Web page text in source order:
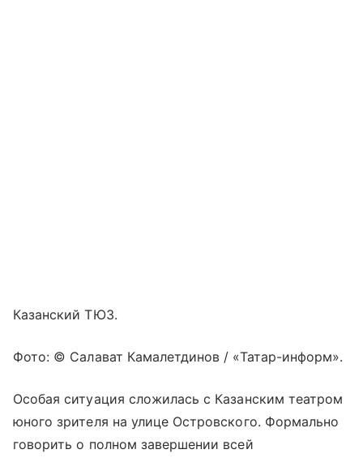
Казанский ТЮЗ.
Фото: © Салават Камалетдинов / «Татар-информ».
Особая ситуация сложилась с Казанским театром
юного зрителя на улице Островского. Формально
говорить о полном завершении всей